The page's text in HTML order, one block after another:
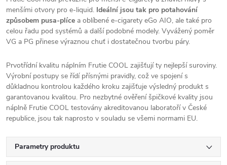
menšími otvory pro e-liquid. Ideální jsou tak pro potahování
způsobem pusa-plíce a oblíbené e-cigarety eGo AIO, ale také pro
celou řadu pod systémů a další podobné modely. Vyvážený poměr
VG a PG přinese výraznou chuť i dostatečnou tvorbu páry.
Prvotřídní kvalitu náplním Frutie COOL zajišťují ty nejlepší suroviny.
Výrobní postupy se řídí přísnými pravidly, což ve spojení s
důkladnou kontrolou každého kroku zajišťuje výsledný produkt s
garantovanou kvalitou. Pro nezbytné ověření špičkové kvality jsou
náplně Frutie COOL testovány akreditovanou laboratoří v České
republice, jsou tak naprosto v souladu se všemi normami EU.
Parametry produktu